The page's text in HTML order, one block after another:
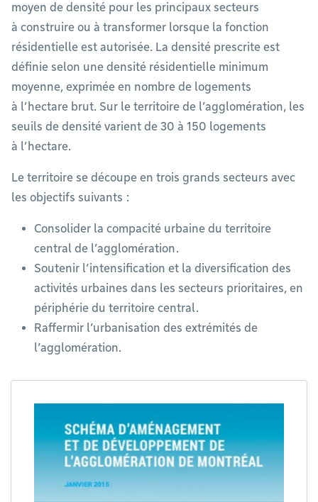
moyen de densité pour les principaux secteurs
à construire ou à transformer lorsque la fonction
résidentielle est autorisée. La densité prescrite est
définie selon une densité résidentielle minimum
moyenne, exprimée en nombre de logements
à l’hectare brut. Sur le territoire de l’agglomération, les
seuils de densité varient de 30 à 150 logements
à l’hectare.
Le territoire se découpe en trois grands secteurs avec
les objectifs suivants :
Consolider la compacité urbaine du territoire
central de l’agglomération .
Soutenir l’intensification et la diversification des
activités urbaines dans les secteurs prioritaires, en
périphérie du territoire central .
Raffermir l’urbanisation des extrémités de
l’agglomération.